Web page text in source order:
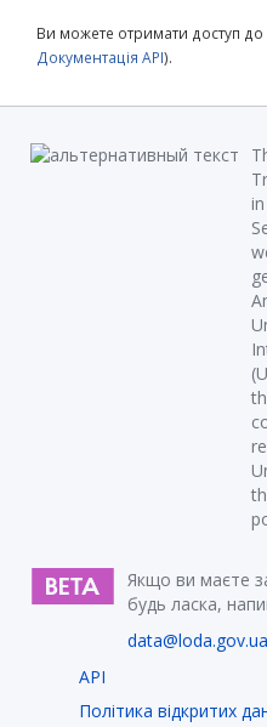
Ви можете отримати доступ до
Документація API).
Якщо ви маєте
будь ласка,
data@loda.gov.ua
API
Політика відкритих